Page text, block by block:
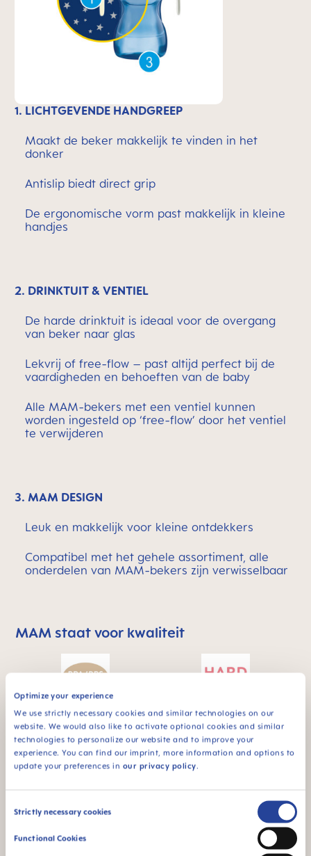
Optimize your experience
We use strictly necessary cookies and similar technologies on our
website. We would also like to activate optional cookies and similar
technologies to personalize our website and to improve your
experience. You can find our imprint, more information and options to
update your preferences in our privacy policy.
Consent
Strictly necessary cookies
Functional Cookies
1. LICHTGEVENDE HANDGREEP
Maakt de beker makkelijk te vinden in het
donker
Antislip biedt direct grip
De ergonomische vorm past makkelijk in kleine
handjes
2. DRINKTUIT & VENTIEL
De harde drinktuit is ideaal voor de overgang
van beker naar glas
Lekvrij of free-flow – past altijd perfect bij de
vaardigheden en behoeften van de baby
Alle MAM-bekers met een ventiel kunnen
worden ingesteld op ‘free-flow’ door het ventiel
te verwijderen
3. MAM DESIGN
Leuk en makkelijk voor kleine ontdekkers
Compatibel met het gehele assortiment, alle
onderdelen van MAM-bekers zijn verwisselbaar
Skip MAM Means Quality Icon Bar
MAM staat voor kwaliteit
BPA & BPS FREE
Alle MAM-producten
zijn gemaakt van
materialen die geen
Hard spout - ideal for
the transition from a
cup to a glass